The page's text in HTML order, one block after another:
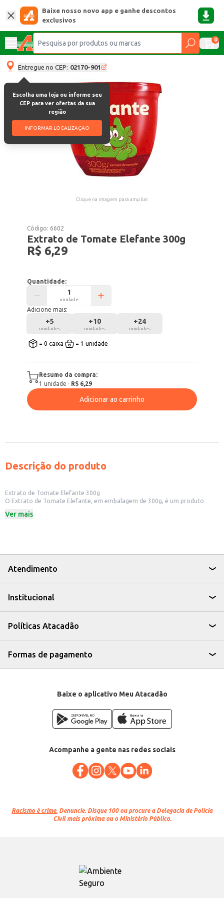
Baixe nosso novo app e ganhe descontos
exclusivos
0
Entregue no CEP: 02170-901
Escolha uma loja ou informe seu
CEP para ver ofertas da sua
região
INFORMAR LOCALIZAÇÃO
Clique na imagem para ampliar.
Código: 6602
Extrato de Tomate Elefante 300g
R$ 6,29
Quantidade:
unidade
Adicione mais:
+5
unidades
+10
unidades
+24
unidades
= 0 caixa = 1 unidade
Resumo da compra:
1 unidade · R$ 6,29
Adicionar ao carrinho
Descrição do produto
Extrato de Tomate Elefante 300g
O Extrato de Tomate Elefante, em embalagem de 300g, é um produto
preparo de diversas receitas. Sua consistência e sabor característicos o
Perfeito para o uso doméstico, em restaurantes e lanchonetes.
Com o Extrato de Tomate Elefante, você garante um toque especial às suas
receitas, com um produto que combina sabor e praticidade no seu dia a dia.
Ver mais
Atendimento
Institucional
Políticas Atacadão
Formas de pagamento
Baixe o aplicativo Meu Atacadão
Acompanhe a gente nas redes sociais
Racismo é crime. Denuncie. Disque 100 ou procure a Delegacia de Polícia
Civil mais próxima ou o Ministério Público.